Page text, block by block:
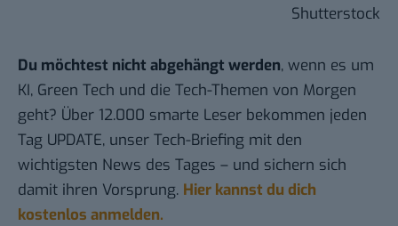
Shutterstock
Du möchtest nicht abgehängt werden, wenn es um
KI, Green Tech und die Tech-Themen von Morgen
geht? Über 12.000 smarte Leser bekommen jeden
Tag UPDATE, unser Tech-Briefing mit den
wichtigsten News des Tages – und sichern sich
damit ihren Vorsprung. Hier kannst du dich
kostenlos anmelden.